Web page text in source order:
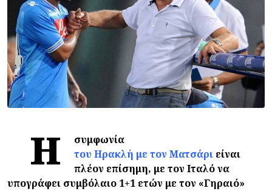
Η
συμφωνία
του Ηρακλή με τον Ματσάρι είναι
πλέον επίσημη, με τον Ιταλό να
υπογράφει συμβόλαιο 1+1 ετών με τον «Γηραιό»